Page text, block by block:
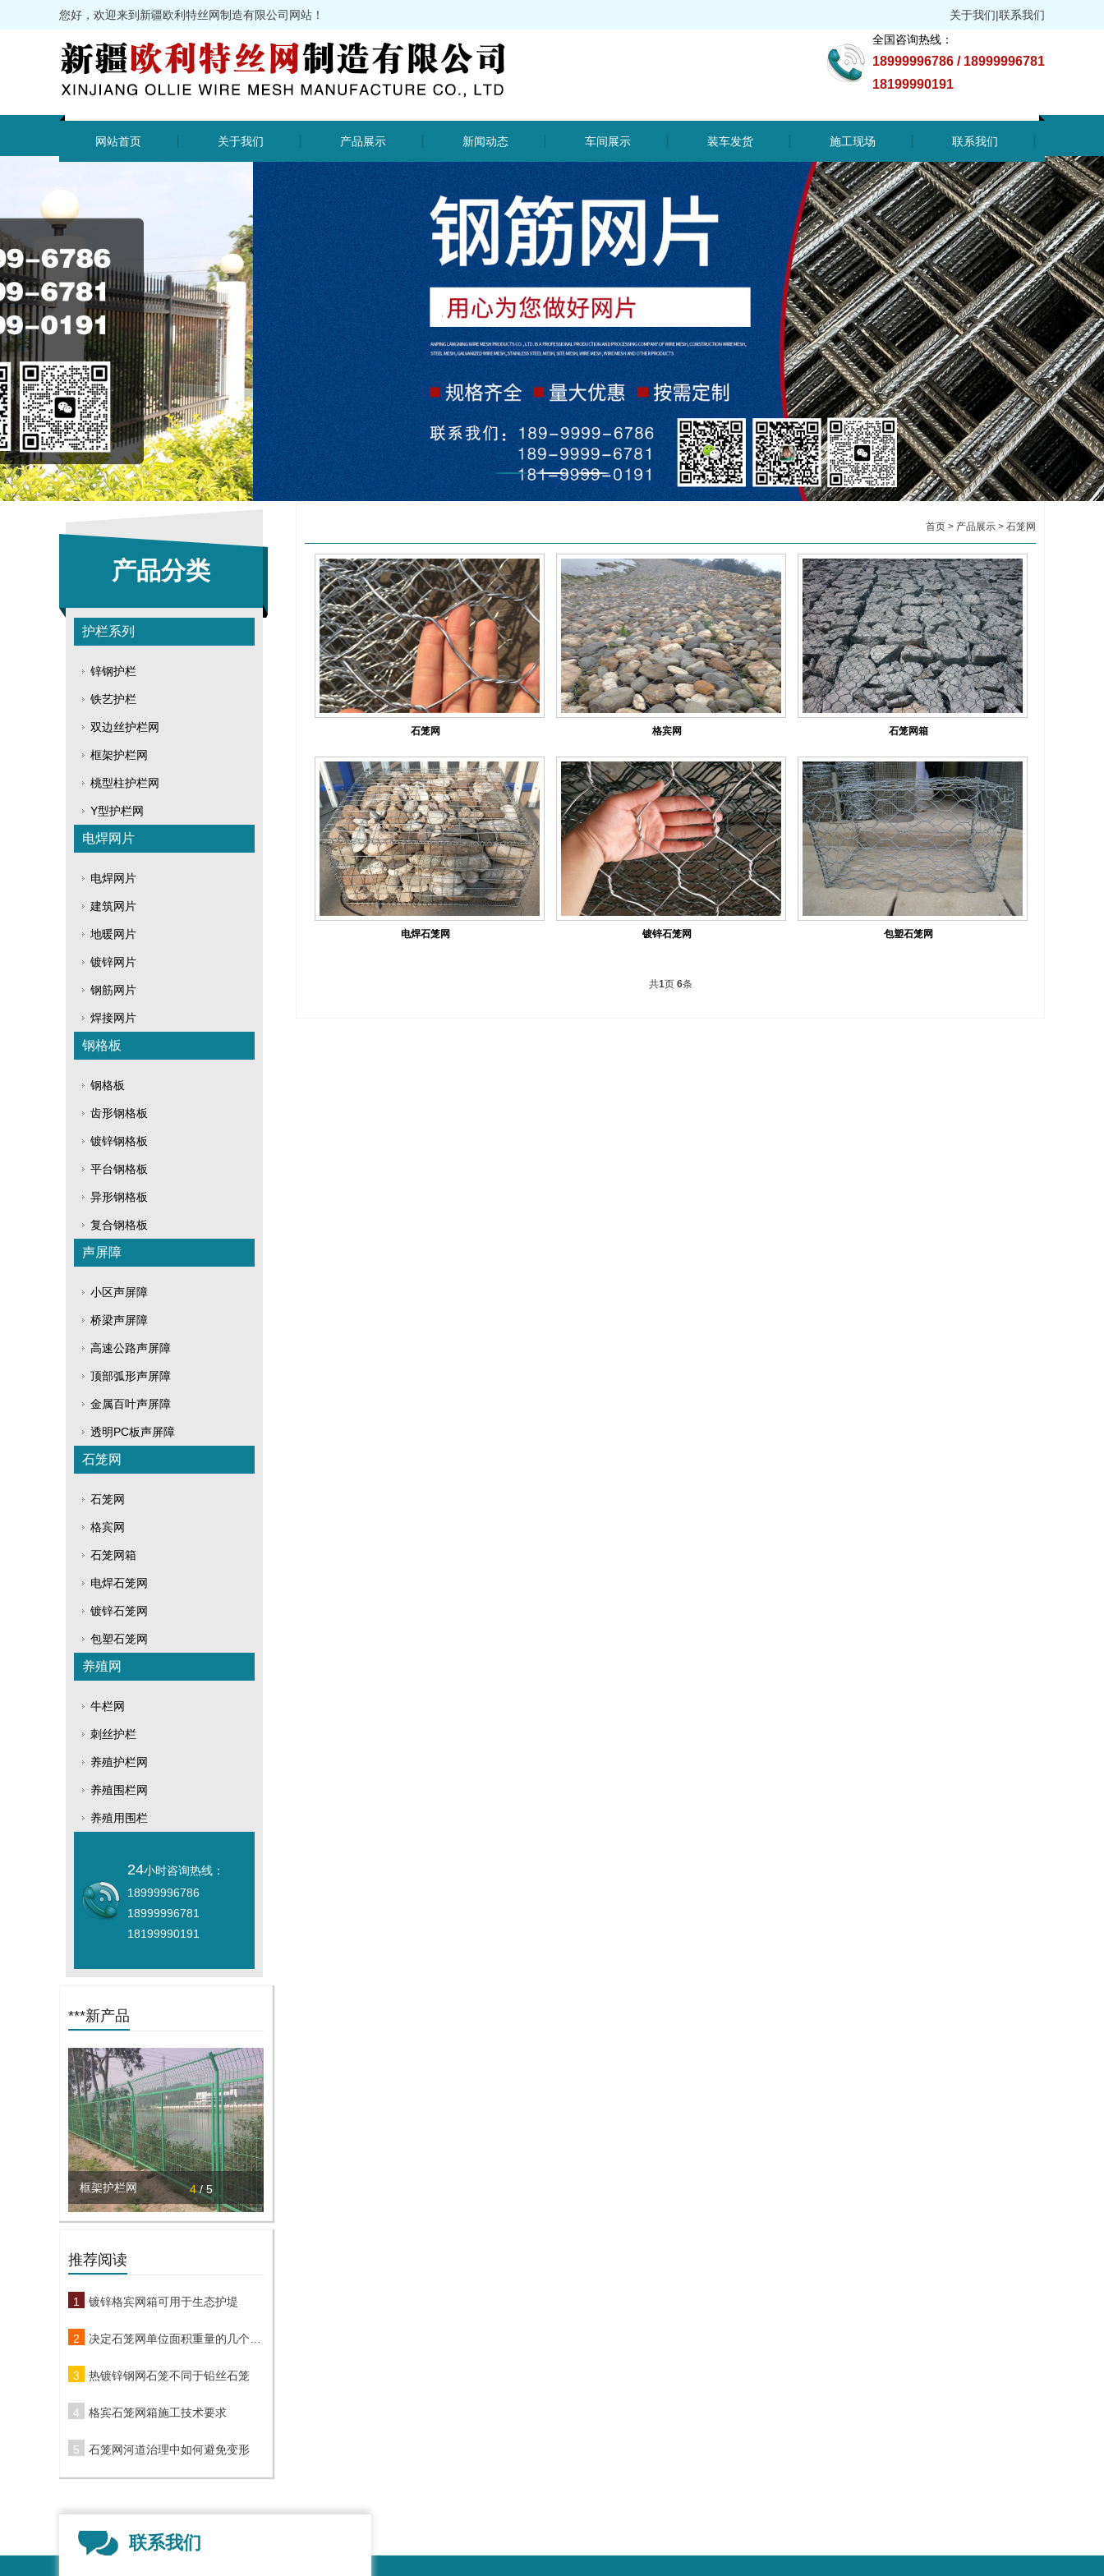
您好，欢迎来到新疆欧利特丝网制造有限公司网站！ 关于我们|联系我们
全国咨询热线：
18999996786 / 18999996781
18199990191
网站首页 关于我们 产品展示 新闻动态 车间展示 装车发货 施工现场 联系我们
产品分类
护栏系列
锌钢护栏
铁艺护栏
双边丝护栏网
框架护栏网
桃型柱护栏网
Y型护栏网
电焊网片
电焊网片
建筑网片
地暖网片
镀锌网片
钢筋网片
焊接网片
钢格板
钢格板
齿形钢格板
镀锌钢格板
平台钢格板
异形钢格板
复合钢格板
声屏障
小区声屏障
桥梁声屏障
高速公路声屏障
顶部弧形声屏障
金属百叶声屏障
透明PC板声屏障
石笼网
石笼网
格宾网
石笼网箱
电焊石笼网
镀锌石笼网
包塑石笼网
养殖网
牛栏网
刺丝护栏
养殖护栏网
养殖围栏网
养殖用围栏
24小时咨询热线：
18999996786
18999996781
18199990191
***新产品
框架护栏网 4/ 5
推荐阅读
镀锌格宾网箱可用于生态护堤
决定石笼网单位面积重量的几个关键性因素
热镀锌钢网石笼不同于铅丝石笼
格宾石笼网箱施工技术要求
石笼网河道治理中如何避免变形
首页 > 产品展示 > 石笼网
石笼网 格宾网 石笼网箱
电焊石笼网 镀锌石笼网 包塑石笼网
共1页 6条
联系我们